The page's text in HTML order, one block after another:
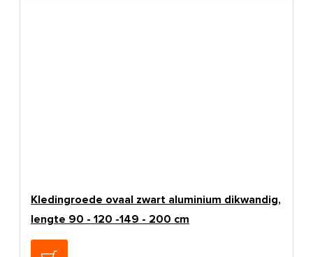
Kledingroede ovaal zwart aluminium dikwandig,
lengte 90 - 120 -149 - 200 cm
€17,50